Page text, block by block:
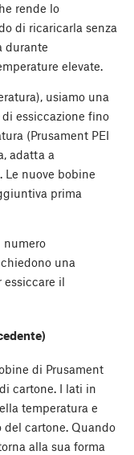
rende lo
di ricaricarla senza
durante
elevate.
usiamo una
essiccazione fino
(Prusament PEI
adatta a
Le nuove bobine
prima
numero
una
essiccare il
di Prusament
cartone. I lati in
temperatura e
cartone. Quando
alla sua forma